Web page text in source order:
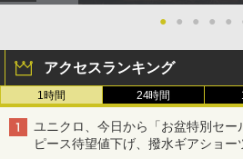
● ● ● ● ●
アクセスランキング
1時間 24時間
ユニクロ、今日から「お盆特別セ
ピース待望値下げ、撥水ギアショー